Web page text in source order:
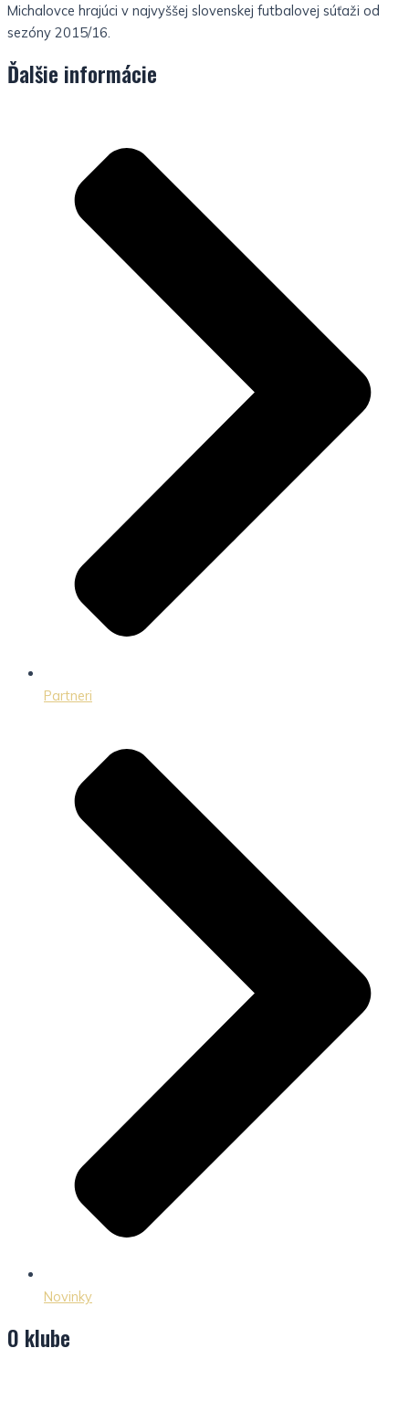
Michalovce hrajúci v najvyššej slovenskej futbalovej súťaži od
sezóny 2015/16.
Ďalšie informácie
Partneri
Novinky
O klube